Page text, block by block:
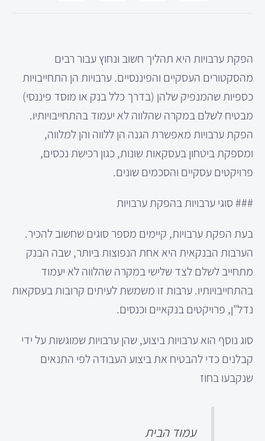
הפקת ערבויות היא תהליך חשוב ונחוץ עבור רבים
מהסקטורים העסקיים והפיננסיים. ערבויות הן התחייבויות
כספיות שהמנפיק שלהן (בדרך כלל בנק או מוסד פיננסי)
מבטיח לשלם במקרה שהלווה לא יעמוד בהתחייבויותיו.
הפקת ערבויות מאפשרת הגנה הן ללווה והן למלווה,
ומספקת ביטחון בעסקאות שונות, כגון רכישת נכסים,
פרויקטים עסקיים והסכמים שונים.
### סוגי ערבויות בהפקת ערבויות
בעת הפקת ערבויות, קיימים מספר סוגים שחשוב להכיר.
הערבות הבנקאית היא אחת הנפוצות ביותר, שבה הבנק
מתחייב לשלם לצד שלישי במקרה שהלווה לא יעמוד
בהתחייבויותיו. ערבות זו משמשת לעיתים קרובות בעסקאות
נדל"ן, פרויקטים בנקאיים וכנסים.
סוג נוסף הוא ערבויות ביצוע, שהן ערבויות שמוגשות על ידי
קבלנים כדי להבטיח את ביצוע העבודה לפי התנאים
שנקבעו בחוז
עמוד הבית